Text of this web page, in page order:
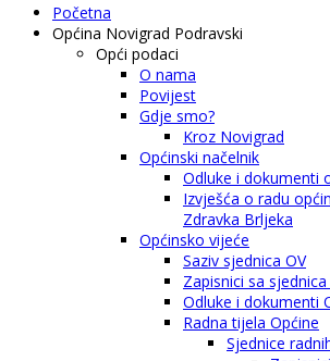
Početna
Općina Novigrad Podravski
Opći podaci
O nama
Povijest
Gdje smo?
Kroz Novigrad
Općinski načelnik
Odluke i dokumenti
Izvješća o radu
Zdravka Brljeka
Općinsko vijeće
Saziv sjednica OV
Zapisnici sa
Odluke i dokumenti
Radna tijela Općine
Sjednice